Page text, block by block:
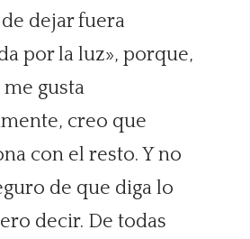
dejar fuera
por la luz», porque,
gusta
creo que
con el resto. Y no
de que diga lo
decir. De todas